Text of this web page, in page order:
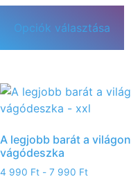
Opciók választása
A legjobb barát a világon
vágódeszka
4 990 Ft - 7 990 Ft